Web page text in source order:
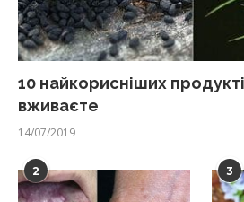
10 найкорисніших
вживаєте
14/07/2019
2 3